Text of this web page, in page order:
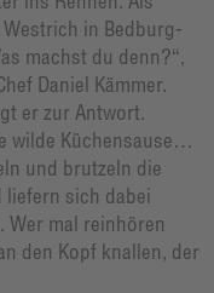
in Bedburg-
machst du denn?“,
Daniel Kämmer.
er zur Antwort.
wilde Küchensause…
und brutzeln die
liefern sich dabei
Wer mal reinhören
den Kopf knallen, der